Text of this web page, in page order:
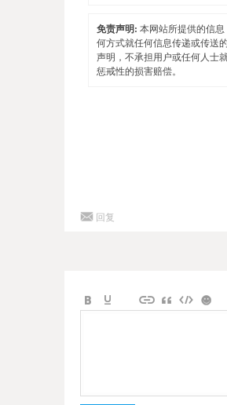
免责声明: 本网站所提供的信
何方式就任何信息传递或传送
声明，不承担用户或任何人士
惩戒性的损害赔偿。
回复